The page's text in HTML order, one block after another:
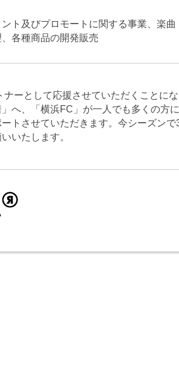
ト及びプロモートに関する事業、楽
各種商品の開発販売
ーとして応援させていただくことに
へ、「横浜FC」が一人でも多くの方
トさせていただきます。今シーズン
いたします。